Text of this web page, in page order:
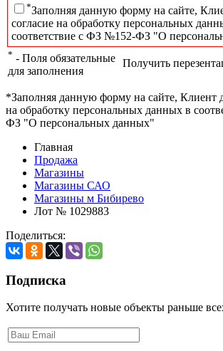
*Заполняя данную форму на сайте,
согласие на обработку персональных
соответствие с ФЗ №152-ФЗ "О
* - Поля обязательные
для заполнения
Получить
*Заполняя данную форму на сайте, Клиент
на обработку персональных данных в
ФЗ "О персональных данных"
Главная
Продажа
Магазины
Магазины САО
Магазины м Бибирево
Лот № 1029883
Поделиться:
Подписка
Хотите получать новые объекты раньше